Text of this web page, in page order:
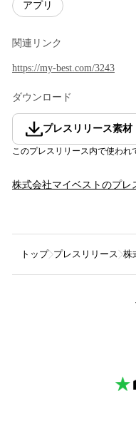
アプリ
関連リンク
https://my-best.com/3243
ダウンロード
プレスリリース素材
このプレスリリース内で使わ
株式会社マイベスト のプレ
トップ プレスリリース 株